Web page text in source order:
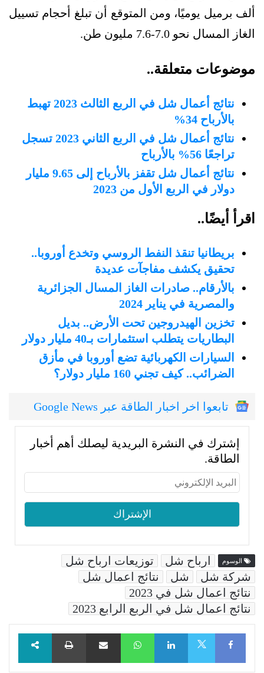
ألف برميل يوميًا، ومن المتوقع أن تبلغ أحجام تسييل
الغاز المسال نحو 7.0-7.6 مليون طن.
موضوعات متعلقة..
نتائج أعمال شل في الربع الثالث 2023 تهبط
بالأرباح 34%
نتائج أعمال شل في الربع الثاني 2023 تسجل
تراجعًا 56% بالأرباح
نتائج أعمال شل تقفز بالأرباح إلى 9.65 مليار
دولار في الربع الأول من 2023
اقرأ أيضًا..
بريطانيا تنقذ النفط الروسي وتخدع أوروبا..
تحقيق يكشف مفاجآت عديدة
بالأرقام.. صادرات الغاز المسال الجزائرية
والمصرية في يناير 2024
تخزين الهيدروجين تحت الأرض.. بديل
البطاريات يتطلب استثمارات بـ40 مليار دولار
السيارات الكهربائية تضع أوروبا في مأزق
الضرائب.. كيف تجني 160 مليار دولار؟
تابعوا اخر اخبار الطاقة عبر Google News
إشترك في النشرة البريدية ليصلك أهم أخبار
الطاقة.
الوسوم ارباح شل
توزيعات ارباح شل
شركة شل
شل
نتائج اعمال شل
نتائج اعمال شل في 2023
نتائج اعمال شل في الربع الرابع 2023
Facebook
LinkedIn
WhatsAppمشاركة عبر البريد طباعة